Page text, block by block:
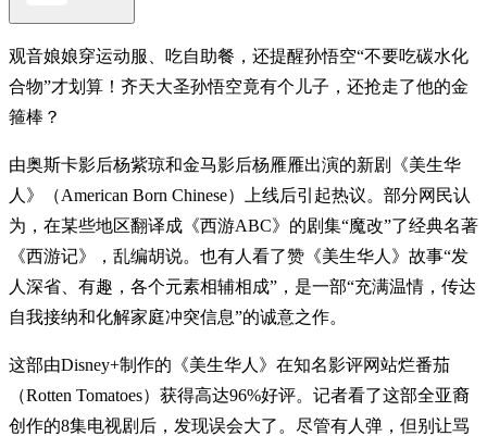
观音娘娘穿运动服、吃自助餐，还提醒孙悟空“不要吃碳水化
合物”才划算！齐天大圣孙悟空竟有个儿子，还抢走了他的金
箍棒？
由奥斯卡影后杨紫琼和金马影后杨雁雁出演的新剧《美生华
人》（American Born Chinese）上线后引起热议。部分网民认
为，在某些地区翻译成《西游ABC》的剧集“魔改”了经典名著
《西游记》，乱编胡说。也有人看了赞《美生华人》故事“发
人深省、有趣，各个元素相辅相成”，是一部“充满温情，传达
自我接纳和化解家庭冲突信息”的诚意之作。
这部由Disney+制作的《美生华人》在知名影评网站烂番茄
（Rotten Tomatoes）获得高达96%好评。记者看了这部全亚裔
创作的8集电视剧后，发现误会大了。尽管有人弹，但别让骂